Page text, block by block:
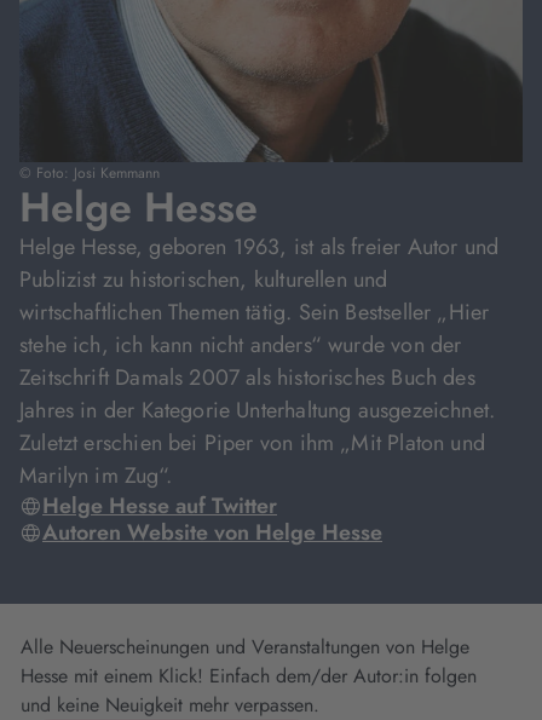
© Foto: Josi Kemmann
Helge Hesse
Helge Hesse, geboren 1963, ist als freier Autor und
Publizist zu historischen, kulturellen und
wirtschaftlichen Themen tätig. Sein Bestseller „Hier
stehe ich, ich kann nicht anders“ wurde von der
Zeitschrift Damals 2007 als historisches Buch des
Jahres in der Kategorie Unterhaltung ausgezeichnet.
Zuletzt erschien bei Piper von ihm „Mit Platon und
Marilyn im Zug“.
Helge Hesse auf Twitter
Autoren Website von Helge Hesse
Alle Neuerscheinungen und Veranstaltungen von Helge
Hesse mit einem Klick! Einfach dem/der Autor:in folgen
und keine Neuigkeit mehr verpassen.